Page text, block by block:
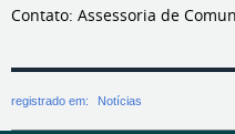
Contato: Assessoria de
registrado em: Notícias